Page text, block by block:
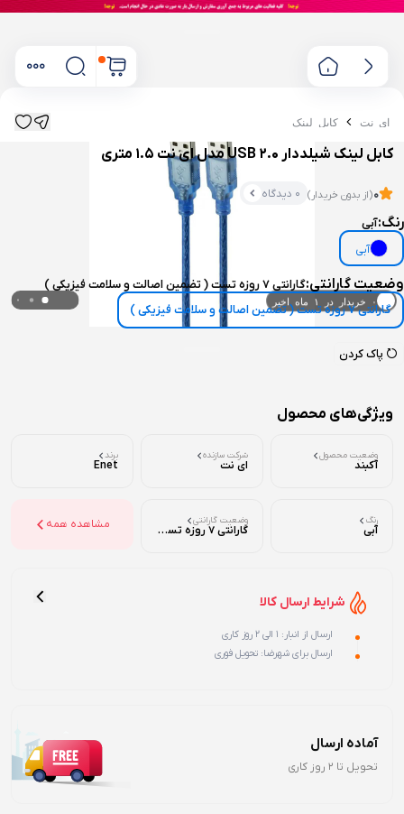
۰ خریدار در ۱ ماه اخیر
ای نت کابل لینک
کابل لینک شیلددار USB 2.0 مدل ای نت 1.5 متری
0(از بدون خریدار) 0 دیدگاه
رنگ:آبی
آبی
وضعیت گارانتی:گارانتی 7 روزه تست ( تضمین اصالت و سلامت فیزیکی )
گارانتی 7 روزه تست ( تضمین اصالت و سلامت فیزیکی )
پاک کردن
ویژگی‌های محصول
وضعیت محصول
آکبند
شرکت سازنده
ای نت
برند
Enet
رنگ
آبی
وضعیت گارانتی
گارانتی 7 روزه تست ( تضمین اصالت و سلامت فیزیکی ) مشاهده همه
شرایط ارسال کالا
ارسال از انبار: 1 الی 2 روز کاری
ارسال برای شهرضا: تحویل فوری
آماده ارسال
تحویل تا 2 روز کاری